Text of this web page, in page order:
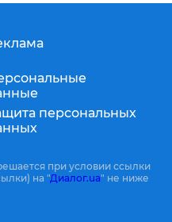
персональных
при условии ссылки
на "Диалог.ua" не ниже